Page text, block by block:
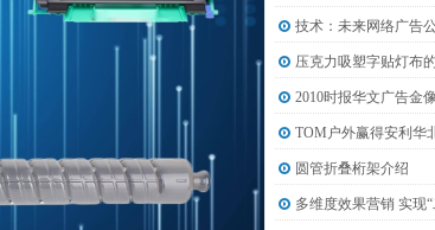
技术：未来网络广告
压克力吸塑字贴灯布
2010时报华文广告金
TOM户外赢得安利华
圆管折叠桁架介绍
多维度效果营销 实现